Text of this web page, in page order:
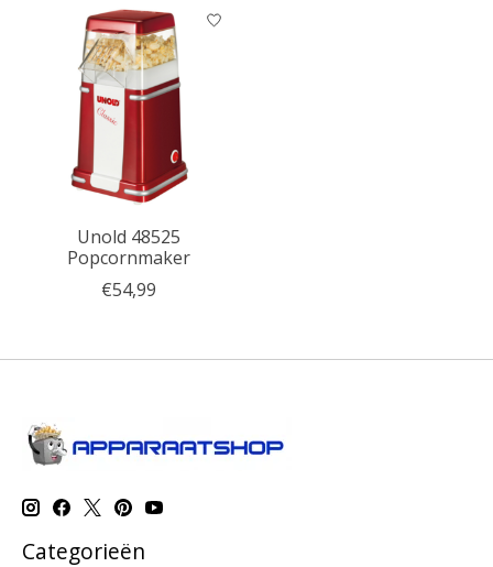
Unold 48525
Popcornmaker
€54,99
Categorieën